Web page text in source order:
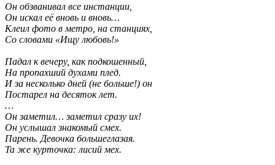
Он обзванивал все инстанции,
Он искал её вновь и вновь…
Клеил фото в метро, на станциях,
Со словами «Ищу любовь!»
Падал к вечеру, как подкошенный,
На пропахший духами плед.
И за несколько дней (не больше!) он
Постарел на десяток лет.
…
Он заметил… заметил сразу их!
Он услышал знакомый смех.
Парень. Девочка большеглазая.
Та же курточка: лисий мех.